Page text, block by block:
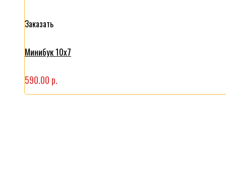
Заказать
Минибук 10х7
590.00 р.